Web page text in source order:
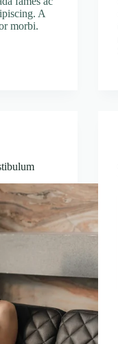
A
morbi.